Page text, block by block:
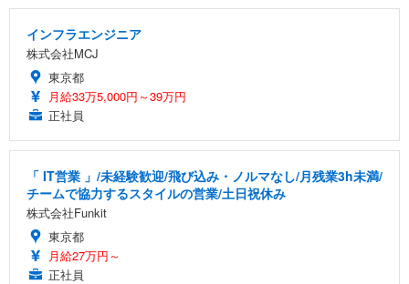
インフラエンジニア
株式会社MCJ
東京都
月給33万5,000円～39万円
正社員
「 IT営業 」/未経験歓迎/飛び込み・ノルマなし/月残業3h未満/
チームで協力するスタイルの営業/土日祝休み
株式会社Funkit
東京都
月給27万円～
正社員